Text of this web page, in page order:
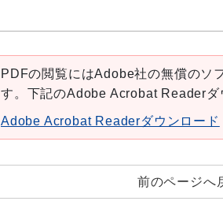
PDFの閲覧にはAdobe社の無償のソ
す。下記のAdobe Acrobat Readerダ
Adobe Acrobat Readerダウンロード
前のページへ